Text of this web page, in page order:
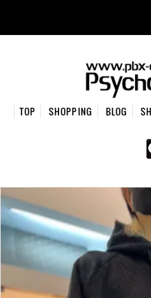
TOP SHOPPING BLOG